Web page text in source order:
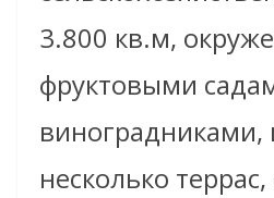
3.800 кв.м,
фруктовыми
виноградниками,
несколько